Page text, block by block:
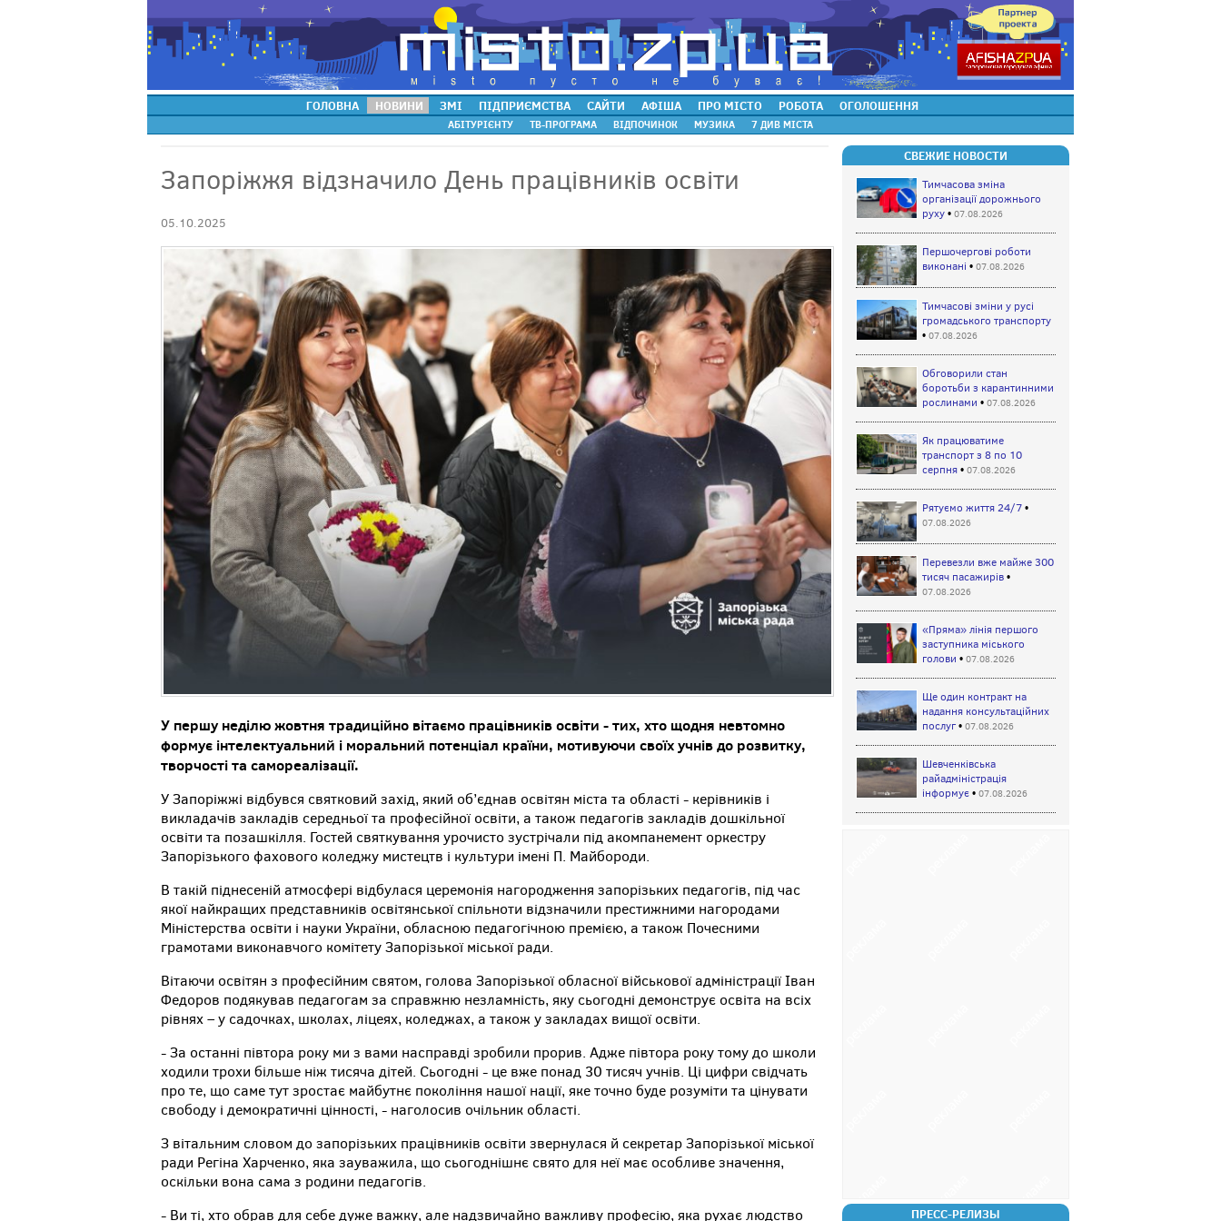
ГОЛОВНА НОВИНИ ЗМІ ПІДПРИЄМСТВА САЙТИ АФІША ПРО МІСТО РОБОТА ОГОЛОШЕННЯ
АБІТУРІЄНТУ ТВ-ПРОГРАМА ВІДПОЧИНОК МУЗИКА 7 ДИВ МІСТА
Запоріжжя відзначило День працівників освіти
05.10.2025
У першу неділю жовтня традиційно вітаємо працівників освіти - тих, хто щодня невтомно
формує інтелектуальний і моральний потенціал країни, мотивуючи своїх учнів до розвитку,
творчості та самореалізації.
У Запоріжжі відбувся святковий захід, який об’єднав освітян міста та області - керівників і
викладачів закладів середньої та професійної освіти, а також педагогів закладів дошкільної
освіти та позашкілля. Гостей святкування урочисто зустрічали під акомпанемент оркестру
Запорізького фахового коледжу мистецтв і культури імені П. Майбороди.
В такій піднесеній атмосфері відбулася церемонія нагородження запорізьких педагогів, під час
якої найкращих представників освітянської спільноти відзначили престижними нагородами
Міністерства освіти і науки України, обласною педагогічною премією, а також Почесними
грамотами виконавчого комітету Запорізької міської ради.
Вітаючи освітян з професійним святом, голова Запорізької обласної військової адміністрації Іван
Федоров подякував педагогам за справжню незламність, яку сьогодні демонструє освіта на всіх
рівнях – у садочках, школах, ліцеях, коледжах, а також у закладах вищої освіти.
- За останні півтора року ми з вами насправді зробили прорив. Адже півтора року тому до школи
ходили трохи більше ніж тисяча дітей. Сьогодні - це вже понад 30 тисяч учнів. Ці цифри свідчать
про те, що саме тут зростає майбутнє покоління нашої нації, яке точно буде розуміти та цінувати
свободу і демократичні цінності, - наголосив очільник області.
З вітальним словом до запорізьких працівників освіти звернулася й секретар Запорізької міської
ради Регіна Харченко, яка зауважила, що сьогоднішнє свято для неї має особливе значення,
оскільки вона сама з родини педагогів.
- Ви ті, хто обрав для себе дуже важку, але надзвичайно важливу професію, яка рухає людство
СВЕЖИЕ НОВОСТИ
Тимчасова зміна
організації дорожнього
руху• 07.08.2026
Першочергові роботи
виконані • 07.08.2026
Тимчасові зміни у русі
громадського транспорту
• 07.08.2026
Обговорили стан
боротьби з карантинними
рослинами • 07.08.2026
Як працюватиме
транспорт з 8 по 10
серпня• 07.08.2026
Рятуємо життя 24/7•
07.08.2026
Перевезли вже майже 300
тисяч пасажирів•
07.08.2026
«Пряма» лінія першого
заступника міського
голови • 07.08.2026
Ще один контракт на
надання консультаційних
послуг• 07.08.2026
Шевченківська
райадміністрація
інформує• 07.08.2026
ПРЕСС-РЕЛИЗЫ